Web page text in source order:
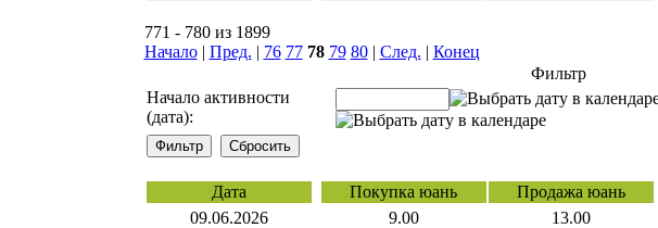
771 - 780 из 1899
Начало| Пред. | 76 77 78 79 80| След. | Конец
Фильтр
Начало активности
(дата):
Дата Покупка юань Продажа юань
09.06.2026
9.00 13.00